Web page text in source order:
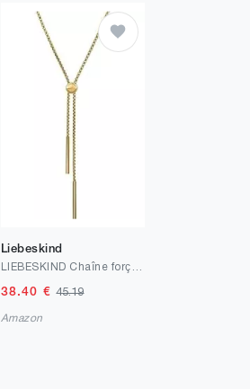
Liebeskind
38.40 €45.19
Amazon